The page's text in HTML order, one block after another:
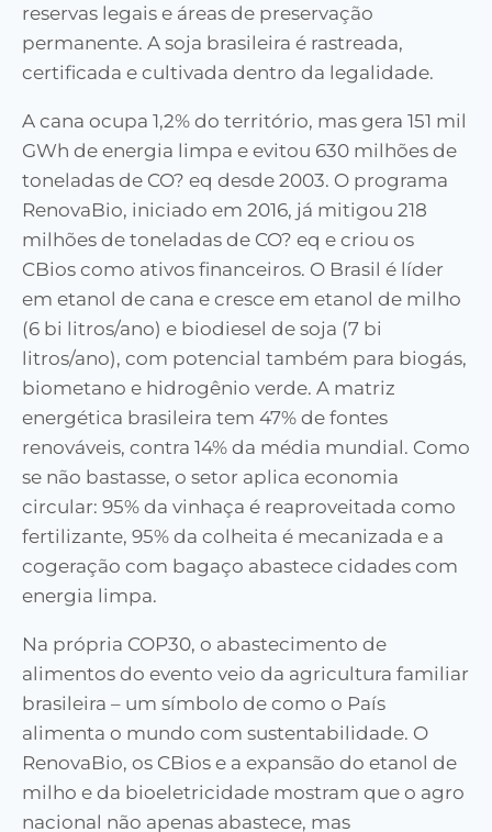
reservas legais e áreas de preservação
permanente. A soja brasileira é rastreada,
certificada e cultivada dentro da legalidade.
A cana ocupa 1,2% do território, mas gera 151 mil
GWh de energia limpa e evitou 630 milhões de
toneladas de CO? eq desde 2003. O programa
RenovaBio, iniciado em 2016, já mitigou 218
milhões de toneladas de CO? eq e criou os
CBios como ativos financeiros. O Brasil é líder
em etanol de cana e cresce em etanol de milho
(6 bi litros/ano) e biodiesel de soja (7 bi
litros/ano), com potencial também para biogás,
biometano e hidrogênio verde. A matriz
energética brasileira tem 47% de fontes
renováveis, contra 14% da média mundial. Como
se não bastasse, o setor aplica economia
circular: 95% da vinhaça é reaproveitada como
fertilizante, 95% da colheita é mecanizada e a
cogeração com bagaço abastece cidades com
energia limpa.
Na própria COP30, o abastecimento de
alimentos do evento veio da agricultura familiar
brasileira – um símbolo de como o País
alimenta o mundo com sustentabilidade. O
RenovaBio, os CBios e a expansão do etanol de
milho e da bioeletricidade mostram que o agro
nacional não apenas abastece, mas